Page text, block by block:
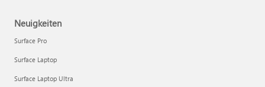
Neuigkeiten
Surface Pro
Surface Laptop
Surface Laptop Ultra